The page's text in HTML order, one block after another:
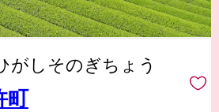
がしそのぎちょう
町